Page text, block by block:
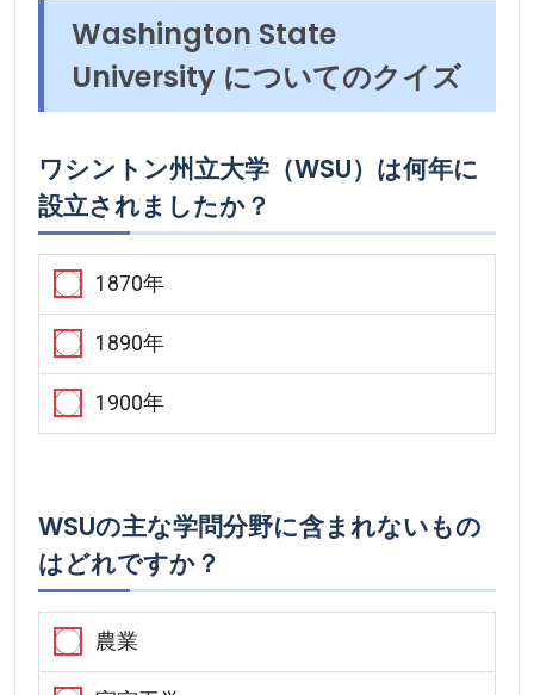
Washington State
University についてのクイズ
ワシントン州立大学（WSU）は何年に
設立されましたか？
1870年
1890年
1900年
WSUの主な学問分野に含まれないもの
はどれですか？
農業